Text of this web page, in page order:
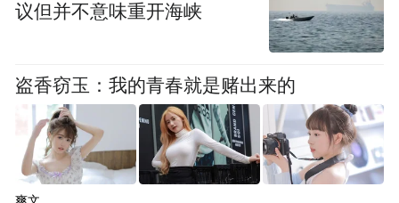
议但并不意味重开海峡
盗香窃玉：我的青春就是赌出来的